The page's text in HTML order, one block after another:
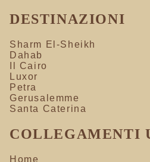
DESTINAZIONI
Sharm El-Sheikh
Dahab
Il Cairo
Luxor
Petra
Gerusalemme
Santa Caterina
COLLEGAMENTI
Home